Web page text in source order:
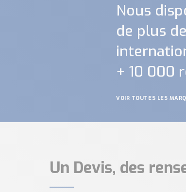
Nous
de plus
+ 10 000
VOIR TOUTES LES
Un Devis, des